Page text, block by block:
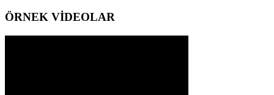
ÖRNEK VİDEOLAR